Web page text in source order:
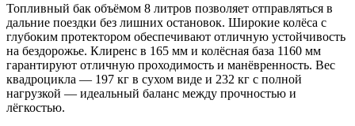
Топливный бак объёмом 8 литров позволяет отправляться в
дальние поездки без лишних остановок. Широкие колёса с
глубоким протектором обеспечивают отличную устойчивость
на бездорожье. Клиренс в 165 мм и колёсная база 1160 мм
гарантируют отличную проходимость и манёвренность. Вес
квадроцикла — 197 кг в сухом виде и 232 кг с полной
нагрузкой — идеальный баланс между прочностью и
лёгкостью.